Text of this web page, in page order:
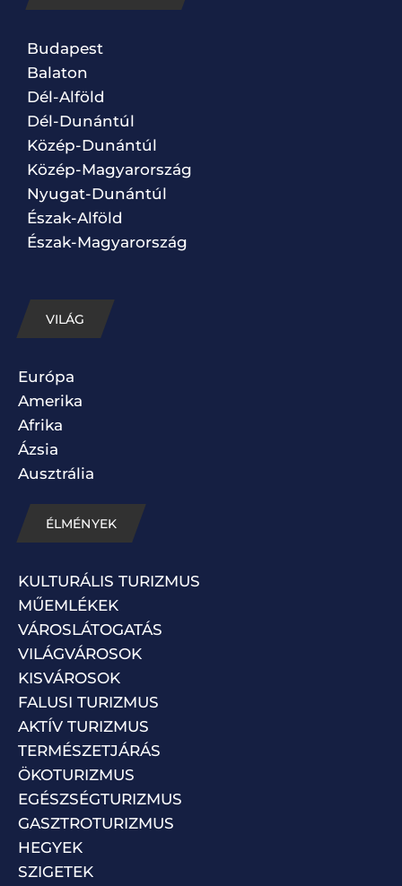
Budapest
Balaton
Dél-Alföld
Dél-Dunántúl
Közép-Dunántúl
Közép-Magyarország
Nyugat-Dunántúl
Észak-Alföld
Észak-Magyarország
VILÁG
Európa
Amerika
Afrika
Ázsia
Ausztrália
ÉLMÉNYEK
KULTURÁLIS TURIZMUS
MŰEMLÉKEK
VÁROSLÁTOGATÁS
VILÁGVÁROSOK
KISVÁROSOK
FALUSI TURIZMUS
AKTÍV TURIZMUS
TERMÉSZETJÁRÁS
ÖKOTURIZMUS
EGÉSZSÉGTURIZMUS
GASZTROTURIZMUS
HEGYEK
SZIGETEK